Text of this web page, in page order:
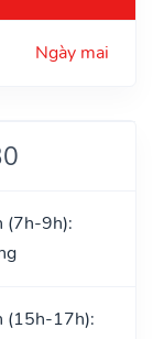
Ngày mai
(7h-9h):
(15h-17h):